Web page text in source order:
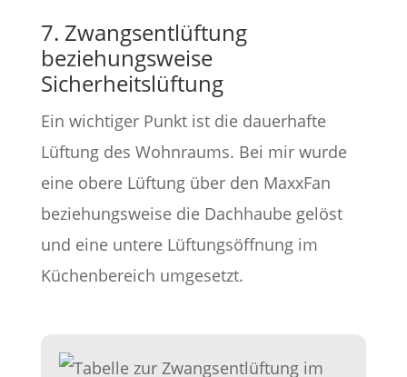
7. Zwangsentlüftung
beziehungsweise
Sicherheitslüftung
Ein wichtiger Punkt ist die dauerhafte
Lüftung des Wohnraums. Bei mir wurde
eine obere Lüftung über den MaxxFan
beziehungsweise die Dachhaube gelöst
und eine untere Lüftungsöffnung im
Küchenbereich umgesetzt.